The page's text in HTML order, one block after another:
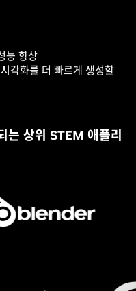
능 향상
각화를 더 빠르게 생성할
는 상위 STEM 애플리